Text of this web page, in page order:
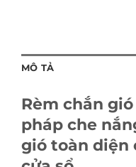
MÔ TẢ
Rèm chắn
pháp che
gió toàn diện